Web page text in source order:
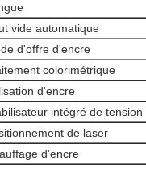
vide automatique
d'offre d'encre
colorimétrique
d'encre
intégré de tension
de laser
d'encre